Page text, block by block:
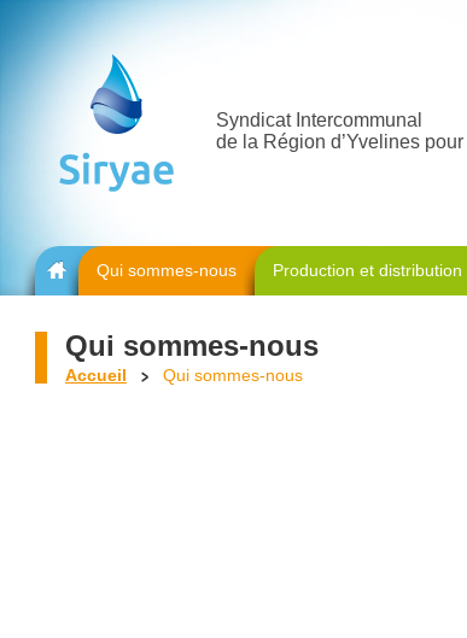
Syndicat Intercommunal
de la Région d’Yvelines pour
Qui sommes-nous Production et distribution
Qui sommes-nous
Accueil Qui sommes-nous